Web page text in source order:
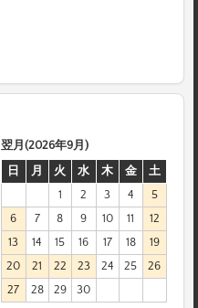
翌月(2026年9月)
日
月 火 水 木 金
土
1
2 3 4
5
6
7 8 9 10 11
12
13
14 15 16 17 18
19
20
21 22 23 24 25
26
27
28 29 30